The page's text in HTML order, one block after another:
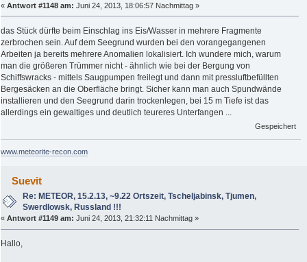
« Antwort #1148 am: Juni 24, 2013, 18:06:57 Nachmittag »
das Stück dürfte beim Einschlag ins Eis/Wasser in mehrere Fragmente
zerbrochen sein. Auf dem Seegrund wurden bei den vorangegangenen
Arbeiten ja bereits mehrere Anomalien lokalisiert. Ich wundere mich, warum
man die größeren Trümmer nicht - ähnlich wie bei der Bergung von
Schiffswracks - mittels Saugpumpen freilegt und dann mit pressluftbefüllten
Bergesäcken an die Oberfläche bringt. Sicher kann man auch Spundwände
installieren und den Seegrund darin trockenlegen, bei 15 m Tiefe ist das
allerdings ein gewaltiges und deutlich teureres Unterfangen ...
Gespeichert
www.meteorite-recon.com
Suevit
Re: METEOR, 15.2.13, ~9.22 Ortszeit, Tscheljabinsk, Tjumen,
Swerdlowsk, Russland !!!
« Antwort #1149 am: Juni 24, 2013, 21:32:11 Nachmittag »
Hallo,